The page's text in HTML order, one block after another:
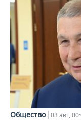
Общество 03 авг,